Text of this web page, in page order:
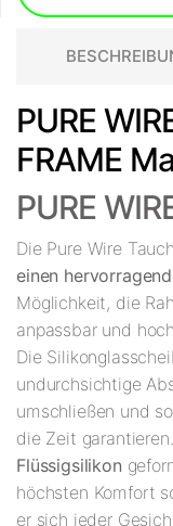
PURE
FRAME
PURE
Die Pure Wire
einen
Möglichkeit, die
anpassbar und
Die
undurchsichtige
umschließen und
die Zeit
Flüssigsilikon
höchsten Komfort
er sich jeder